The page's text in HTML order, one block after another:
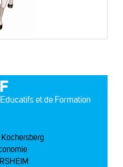
et de Formation